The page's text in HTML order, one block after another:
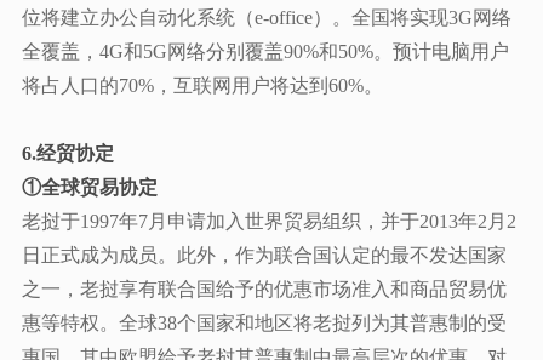
位将建立办公自动化系统（e-office）。全国将实现3G网络
全覆盖，4G和5G网络分别覆盖90%和50%。预计电脑用户
将占人口的70%，互联网用户将达到60%。
6.经贸协定
①全球贸易协定
老挝于1997年7月申请加入世界贸易组织，并于2013年2月2
日正式成为成员。此外，作为联合国认定的最不发达国家
之一，老挝享有联合国给予的优惠市场准入和商品贸易优
惠等特权。全球38个国家和地区将老挝列为其普惠制的受